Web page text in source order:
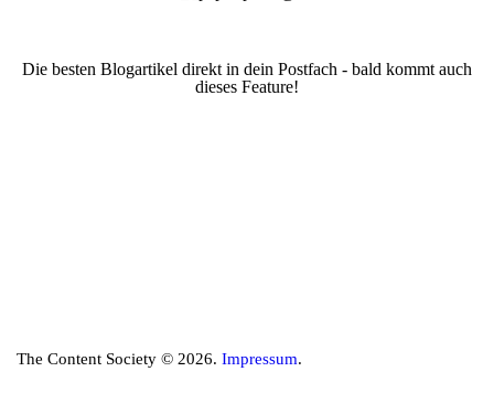
Die besten Blogartikel direkt in dein Postfach - bald kommt auch
dieses Feature!
The Content Society © 2026. Impressum.